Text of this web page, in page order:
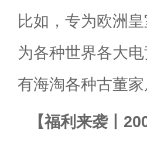
比如，专为欧洲
为各种世界各大
有海淘各种古董
【福利来袭丨